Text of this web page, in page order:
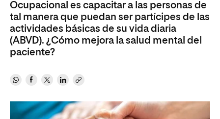
Ocupacional es capacitar a las personas de
tal manera que puedan ser partícipes de las
actividades básicas de su vida diaria
(ABVD). ¿Cómo mejora la salud mental del
paciente?